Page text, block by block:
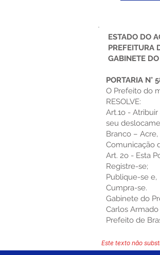
ESTADO DO
PREFEITURA
GABINETE
PORTARIA N°
O Prefeito do
RESOLVE:
Art.1o -
seu
Branco –
Comunicação
Art. 2o - Esta
Registre-se;
Publique-se e,
Cumpra-se.
Gabinete do
Carlos
Prefeito de
Este texto não